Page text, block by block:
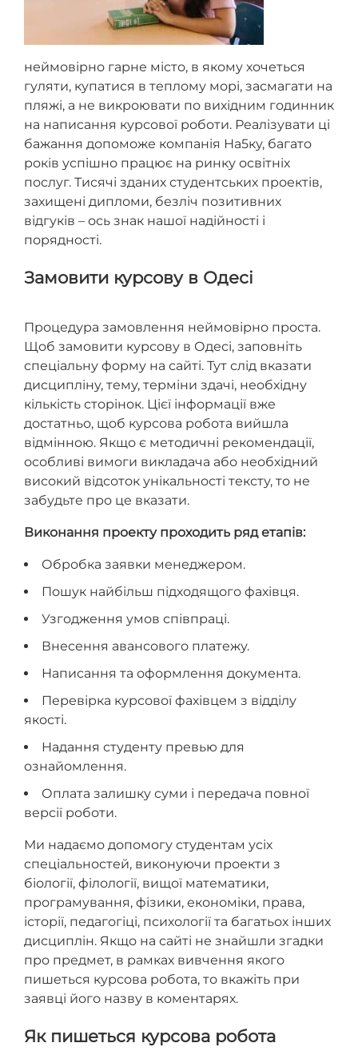
неймовірно гарне місто, в якому хочеться
гуляти, купатися в теплому морі, засмагати на
пляжі, а не викроювати по вихідним годинник
на написання курсової роботи. Реалізувати ці
бажання допоможе компанія На5ку, багато
років успішно працює на ринку освітніх
послуг. Тисячі зданих студентських проектів,
захищені дипломи, безліч позитивних
відгуків – ось знак нашої надійності і
порядності.
Замовити курсову в Одесі
Процедура замовлення неймовірно проста.
Щоб замовити курсову в Одесі, заповніть
спеціальну форму на сайті. Тут слід вказати
дисципліну, тему, терміни здачі, необхідну
кількість сторінок. Цієї інформації вже
достатньо, щоб курсова робота вийшла
відмінною. Якщо є методичні рекомендації,
особливі вимоги викладача або необхідний
високий відсоток унікальності тексту, то не
забудьте про це вказати.
Виконання проекту проходить ряд етапів:
Обробка заявки менеджером.
Пошук найбільш підходящого фахівця.
Узгодження умов співпраці.
Внесення авансового платежу.
Написання та оформлення документа.
Перевірка курсової фахівцем з відділу
якості.
Надання студенту превью для
ознайомлення.
Оплата залишку суми і передача повної
версії роботи.
Ми надаємо допомогу студентам усіх
спеціальностей, виконуючи проекти з
біології, філології, вищої математики,
програмування, фізики, економіки, права,
історії, педагогіці, психології та багатьох інших
дисциплін. Якщо на сайті не знайшли згадки
про предмет, в рамках вивчення якого
пишеться курсова робота, то вкажіть при
заявці його назву в коментарях.
Як пишеться курсова робота